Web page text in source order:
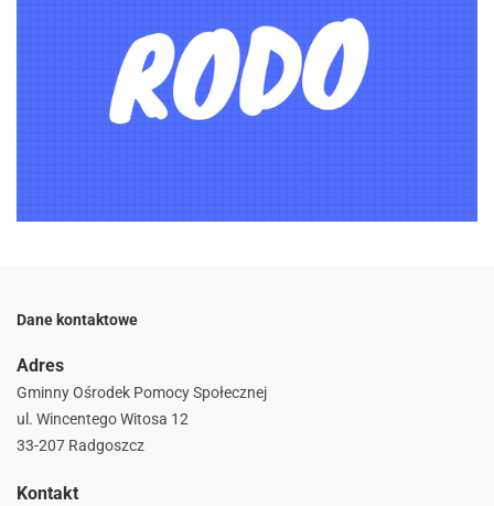
Dane kontaktowe
Adres
Gminny Ośrodek Pomocy Społecznej
ul. Wincentego Witosa 12
33-207 Radgoszcz
Kontakt